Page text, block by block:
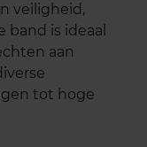
veiligheid,
band is ideaal
aan
tot hoge